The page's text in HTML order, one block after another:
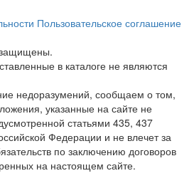
Пользовательское соглашение
в каталоге не являются
недоразумений, сообщаем о том,
указанные на сайте не
статьями 435, 437
Федерации и не влечет за
по заключению договоров
на настоящем сайте.